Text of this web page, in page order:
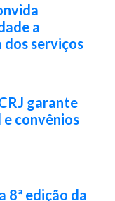
a
serviços
garante
convênios
8ª edição da